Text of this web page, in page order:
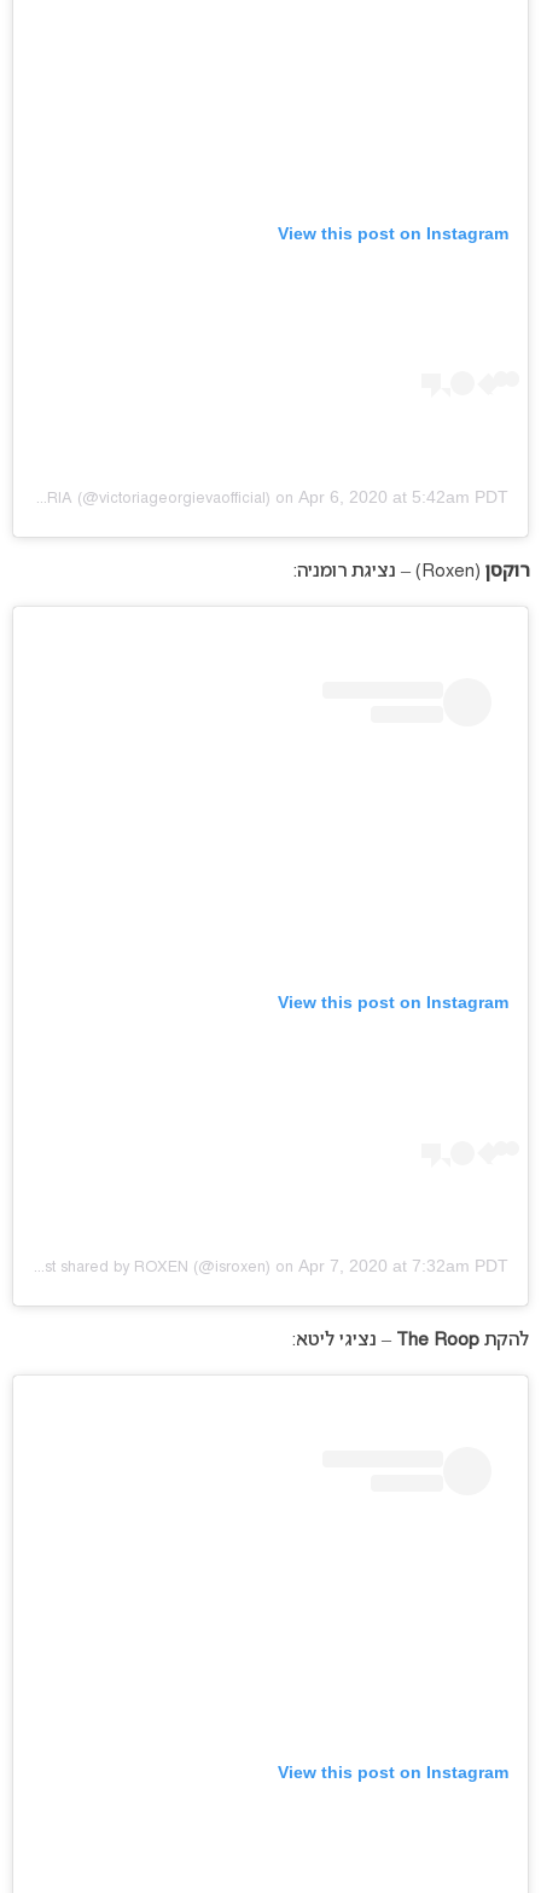
View this post on Instagram
VICTORIA (@victoriageorgievaofficial) on Apr 6, 2020 at 5:42am PDT
רוקסן (Roxen) – נציגת רומניה:
View this post on Instagram
A post shared by ROXEN (@isroxen) on Apr 7, 2020 at 7:32am PDT
להקת The Roop – נציגי ליטא:
View this post on Instagram